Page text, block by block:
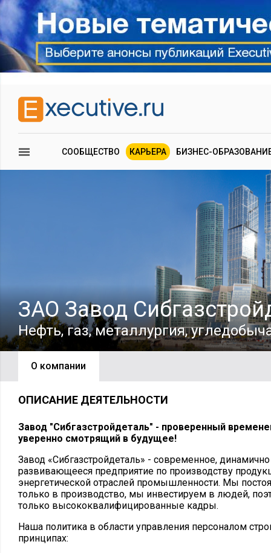
СООБЩЕСТВО КАРЬЕРА БИЗНЕС-
ЗАО Завод
Нефть, газ, металлургия,
О компании
ОПИСАНИЕ ДЕЯТЕЛЬНОСТИ
Завод "Сибгазстройдеталь" - проверенный
уверенно смотрящий в будущее!
Завод «Сибгазстройдеталь» - современное, динамично
развивающееся предприятие по производству
энергетической отраслей промышленности. Мы
только в производство, мы инвестируем в людей,
только высококвалифицированные кадры.
Наша политика в области управления персоналом
принципах: